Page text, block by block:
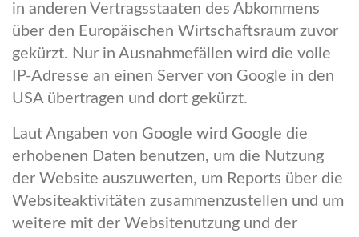
in anderen Vertragsstaaten des Abkommens
über den Europäischen Wirtschaftsraum zuvor
gekürzt. Nur in Ausnahmefällen wird die volle
IP-Adresse an einen Server von Google in den
USA übertragen und dort gekürzt.
Laut Angaben von Google wird Google die
erhobenen Daten benutzen, um die Nutzung
der Website auszuwerten, um Reports über die
Websiteaktivitäten zusammenzustellen und um
weitere mit der Websitenutzung und der